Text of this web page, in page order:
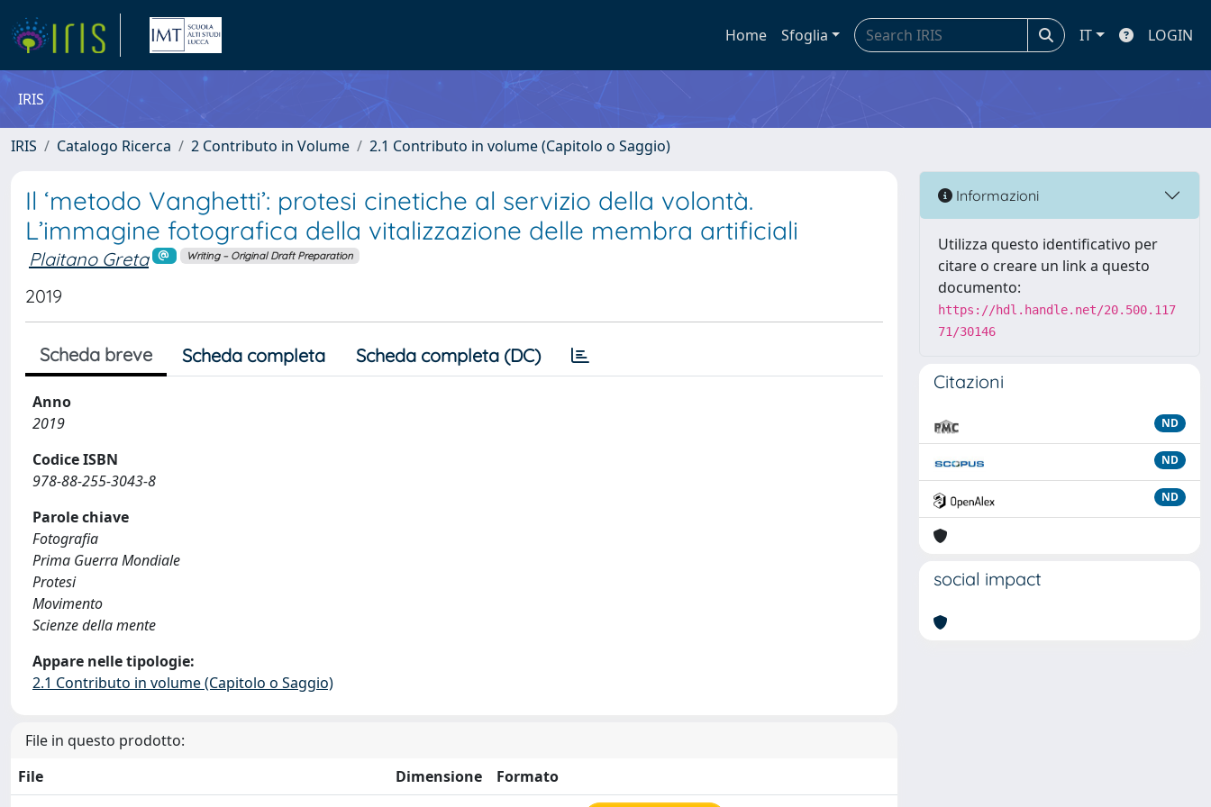
Home Sfoglia IT LOGIN
IRIS
IRIS Catalogo Ricerca 2 Contributo in Volume 2.1 Contributo in volume (Capitolo o Saggio)
Il ‘metodo Vanghetti’: protesi cinetiche al servizio della volontà.
L’immagine fotografica della vitalizzazione delle membra artificiali
Plaitano Greta Writing – Original Draft Preparation
2019
Scheda breve Scheda completa Scheda completa (DC)
Anno
2019
Codice ISBN
978-88-255-3043-8
Parole chiave
Fotografia
Prima Guerra Mondiale
Protesi
Movimento
Scienze della mente
Appare nelle tipologie:
2.1 Contributo in volume (Capitolo o Saggio)
File in questo prodotto:
File
Dimensione
Formato
Informazioni
Utilizza questo identificativo per
citare o creare un link a questo
documento:
https://hdl.handle.net/20.500.117
71/30146
Citazioni
ND
ND
ND
social impact